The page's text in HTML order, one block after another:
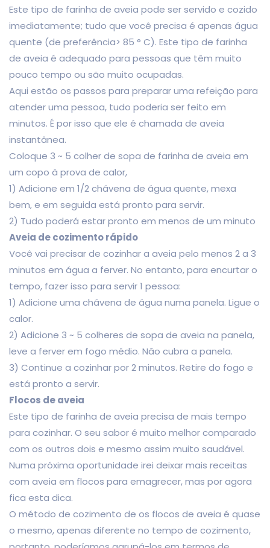
Este tipo de farinha de aveia pode ser servido e cozido
imediatamente; tudo que você precisa é apenas água
quente (de preferência> 85 ° C). Este tipo de farinha
de aveia é adequado para pessoas que têm muito
pouco tempo ou são muito ocupadas.
Aqui estão os passos para preparar uma refeição para
atender uma pessoa, tudo poderia ser feito em
minutos. É por isso que ele é chamada de aveia
instantânea.
Coloque 3 ~ 5 colher de sopa de farinha de aveia em
um copo à prova de calor,
1) Adicione em 1/2 chávena de água quente, mexa
bem, e em seguida está pronto para servir.
2) Tudo poderá estar pronto em menos de um minuto
Aveia de cozimento rápido
Você vai precisar de cozinhar a aveia pelo menos 2 a 3
minutos em água a ferver. No entanto, para encurtar o
tempo, fazer isso para servir 1 pessoa:
1) Adicione uma chávena de água numa panela. Ligue o
calor.
2) Adicione 3 ~ 5 colheres de sopa de aveia na panela,
leve a ferver em fogo médio. Não cubra a panela.
3) Continue a cozinhar por 2 minutos. Retire do fogo e
está pronto a servir.
Flocos de aveia
Este tipo de farinha de aveia precisa de mais tempo
para cozinhar. O seu sabor é muito melhor comparado
com os outros dois e mesmo assim muito saudável.
Numa próxima oportunidade irei deixar mais receitas
com aveia em flocos para emagrecer, mas por agora
fica esta dica.
O método de cozimento de os flocos de aveia é quase
o mesmo, apenas diferente no tempo de cozimento,